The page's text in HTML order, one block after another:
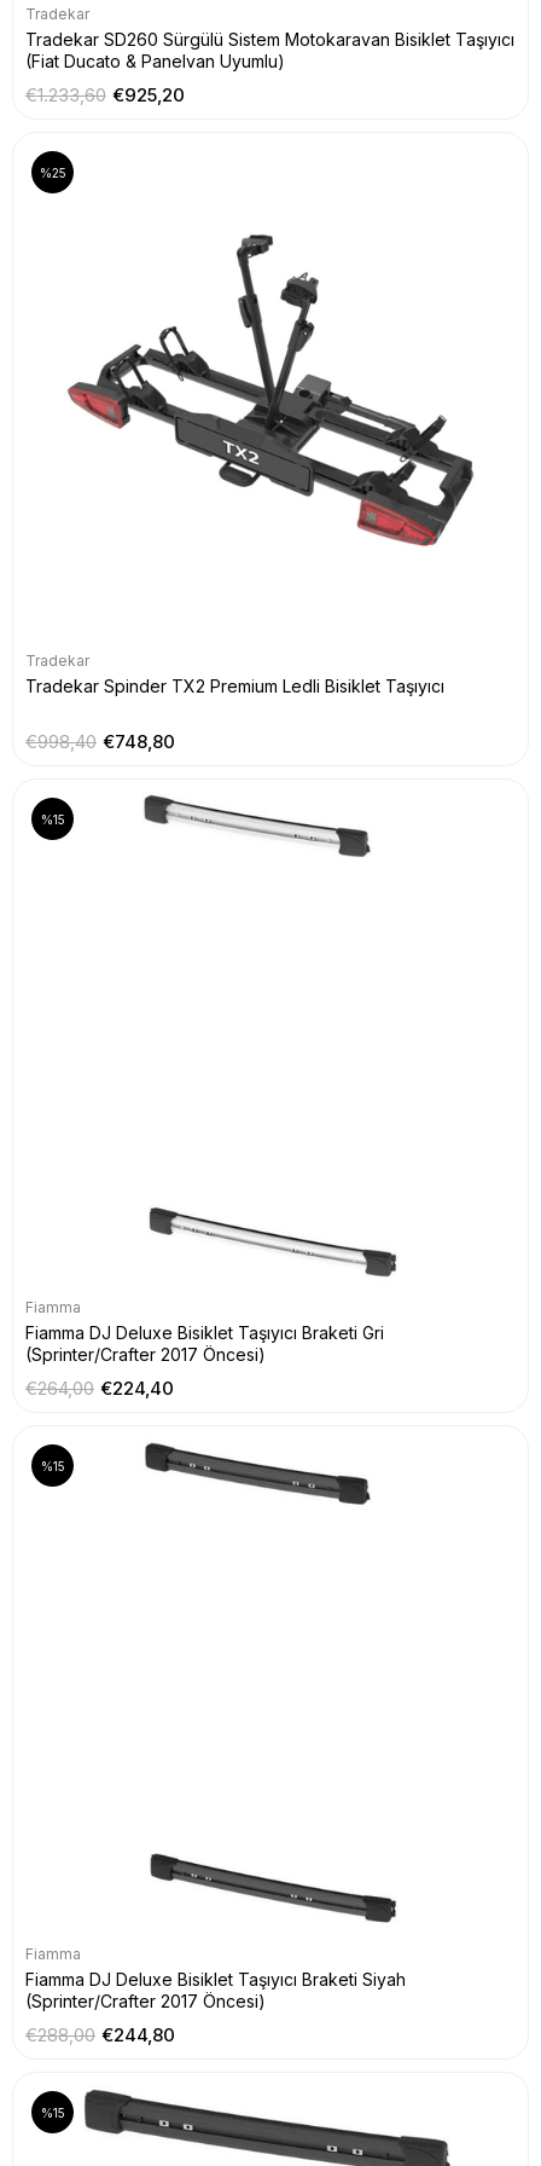
Tradekar
Tradekar SD260 Sürgülü Sistem Motokaravan Bisiklet Taşıyıcı
(Fiat Ducato & Panelvan Uyumlu)
€925,20
€1.233,60
Tradekar
Tradekar Spinder TX2 Premium Ledli Bisiklet Taşıyıcı
€748,80
€998,40
%25
Fiamma
Fiamma DJ Deluxe Bisiklet Taşıyıcı Braketi Gri
(Sprinter/Crafter 2017 Öncesi)
€224,40
€264,00
%15
Fiamma
Fiamma DJ Deluxe Bisiklet Taşıyıcı Braketi Siyah
(Sprinter/Crafter 2017 Öncesi)
€244,80
€288,00
%15
%15